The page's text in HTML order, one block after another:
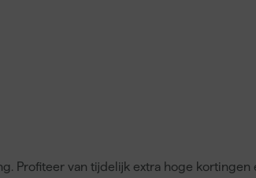
Profiteer van tijdelijk extra hoge kortingen